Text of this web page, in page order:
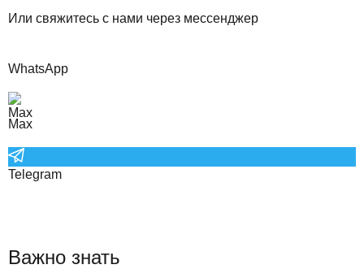
Или свяжитесь с нами через мессенджер
WhatsApp
Max
Telegram
Важно знать